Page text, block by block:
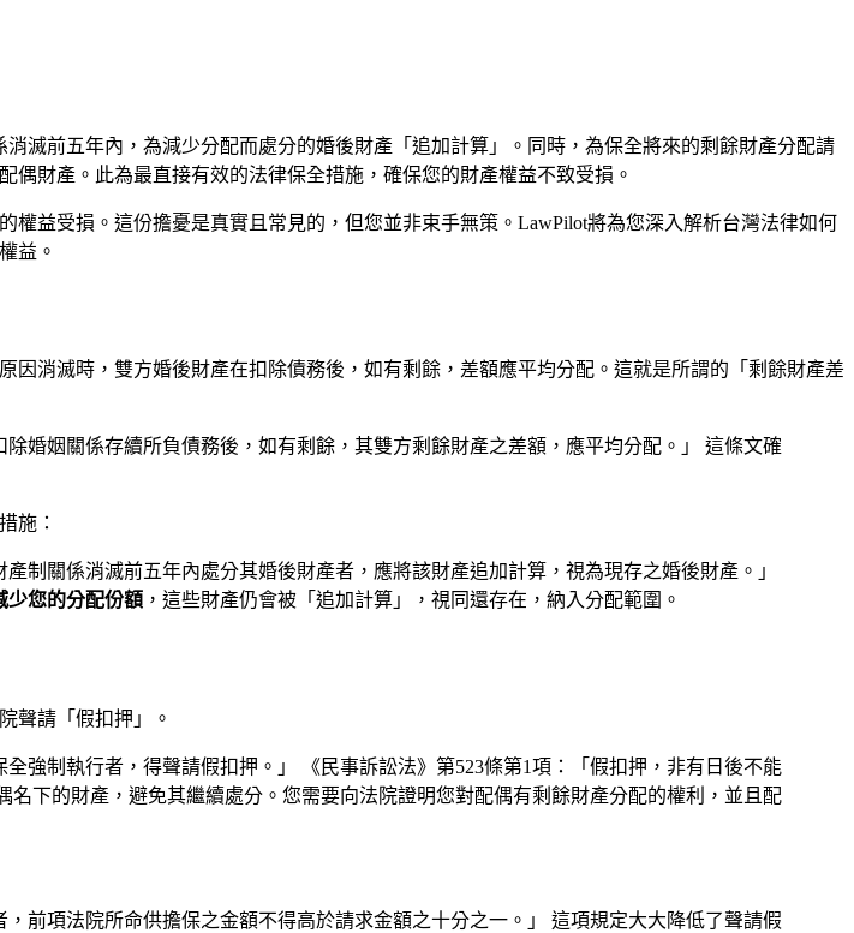
滅前五年內，為減少分配而處分的婚後財產「追加計算」。同時，為保全將來的剩餘財產分配請
偶財產。此為最直接有效的法律保全措施，確保您的財產權益不致受損。
益受損。這份擔憂是真實且常見的，但您並非束手無策。LawPilot將為您深入解析台灣法律如何
益。
消滅時，雙方婚後財產在扣除債務後，如有剩餘，差額應平均分配。這就是所謂的「剩餘財產差
婚姻關係存續所負債務後，如有剩餘，其雙方剩餘財產之差額，應平均分配。」 這條文確
施：
制關係消滅前五年內處分其婚後財產者，應將該財產追加計算，視為現存之婚後財產。」
少您的分配份額 ，這些財產仍會被「追加計算」，視同還存在，納入分配範圍。
聲請「假扣押」。
強制執行者，得聲請假扣押。」 《民事訴訟法》第523條第1項：「假扣押，非有日後不能
名下的財產，避免其繼續處分。您需要向法院證明您對配偶有剩餘財產分配的權利，並且配
前項法院所命供擔保之金額不得高於請求金額之十分之一。」 這項規定大大降低了聲請假